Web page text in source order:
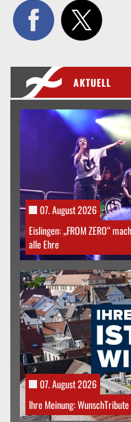
AKTUELL
07. August 2026
Eislingen: „FROM ZERO“
alle Ehre
07. August 2026
Ihre Meinung: